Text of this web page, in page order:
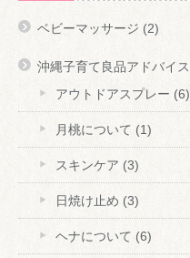
ベビーマッサージ (2)
沖縄子育て良品アドバイス
アウトドアスプレー (6)
月桃について (1)
スキンケア (3)
日焼け止め (3)
ヘナについて (6)